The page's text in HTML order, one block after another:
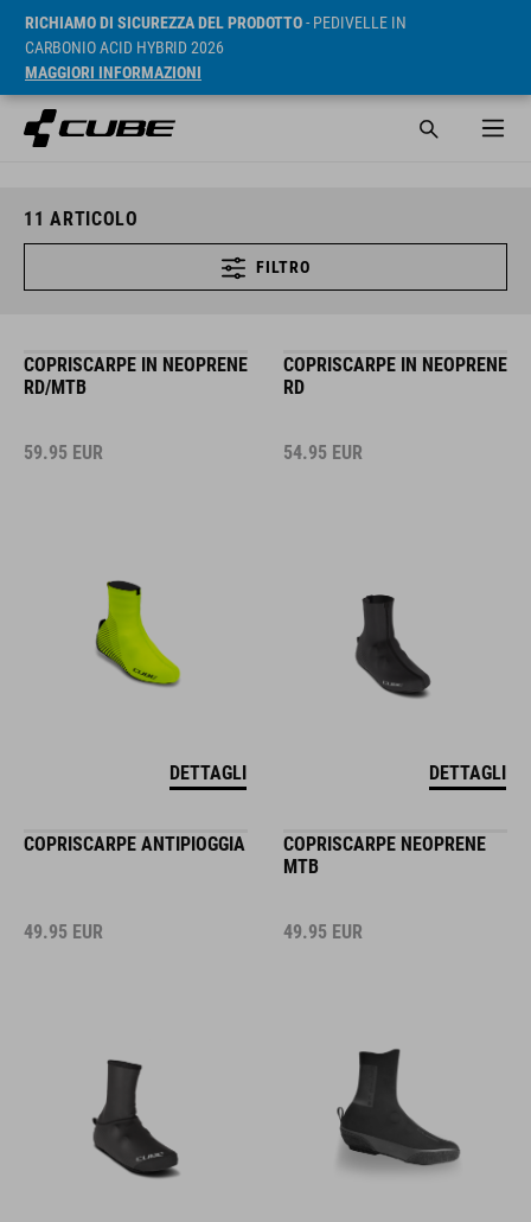
RICHIAMO DI SICUREZZA DEL PRODOTTO- PEDIVELLE IN
CARBONIO ACID HYBRID 2026
MAGGIORI INFORMAZIONI
11 ARTICOLO
FILTRO
COPRISCARPE IN NEOPRENE
RD/MTB
59.95 EUR
DETTAGLI
COPRISCARPE IN NEOPRENE
RD
54.95 EUR
DETTAGLI
COPRISCARPE ANTIPIOGGIA
49.95 EUR
COPRISCARPE NEOPRENE
MTB
49.95 EUR